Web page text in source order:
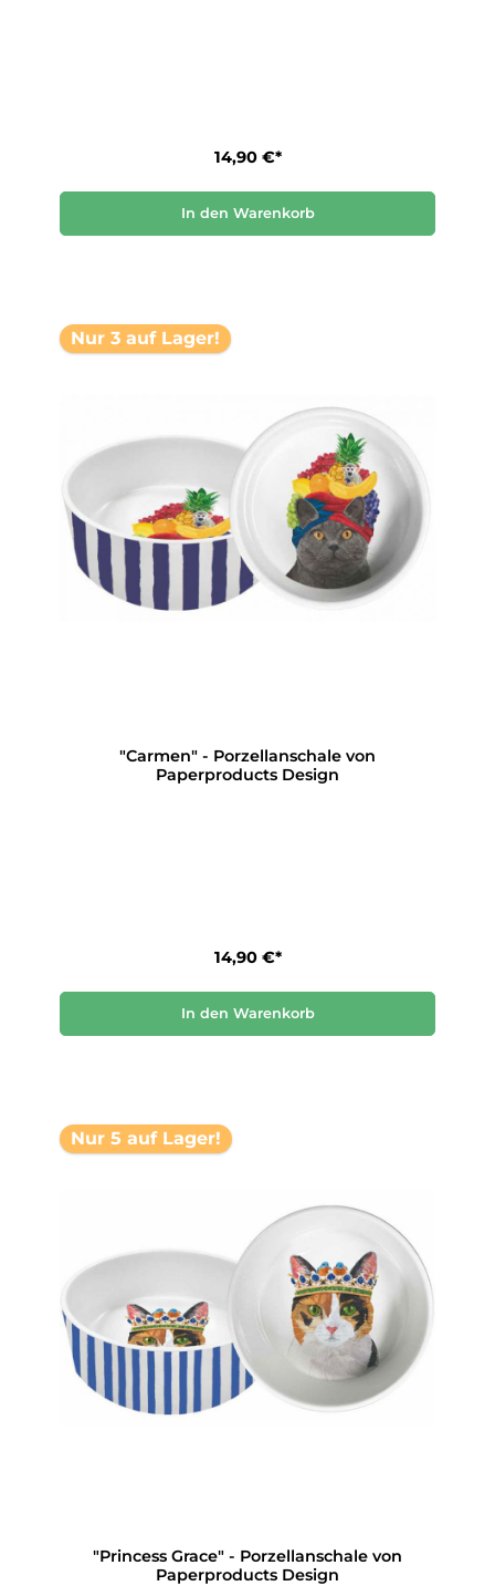
14,90 €*
In den Warenkorb
Nur 3 auf Lager!
"Carmen" - Porzellanschale von
Paperproducts Design
14,90 €*
In den Warenkorb
Nur 5 auf Lager!
"Princess Grace" - Porzellanschale von
Paperproducts Design